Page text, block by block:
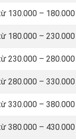
130.000 –
180.000 –
230.000 –
280.000 –
330.000 –
380.000 –